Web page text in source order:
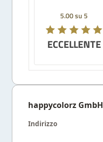
5.00 su 5
ECCELLENTE
happycolorz GmbH
Indirizzo